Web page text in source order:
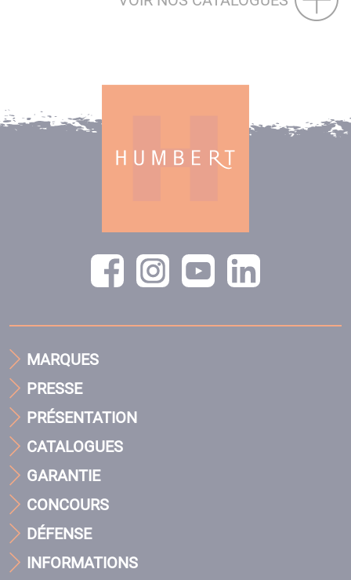
MARQUES
PRESSE
PRÉSENTATION
CATALOGUES
GARANTIE
CONCOURS
DÉFENSE
INFORMATIONS